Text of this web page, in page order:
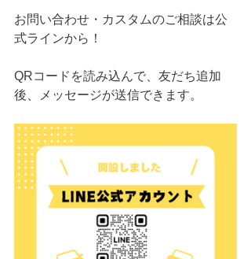
お問い合わせ・カスタムのご相談は公
式ラインから！
QRコードを読み込んで、友だち追加
後、メッセージが送信できます。